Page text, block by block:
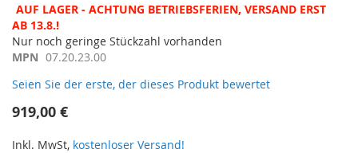
Zum
Anfang
der
Bildergalerie
AUF LAGER - ACHTUNG BETRIEBSFERIEN, VERSAND ERST
AB 13.8.!
Nur noch geringe Stückzahl vorhanden
MPN 07.20.23.00
Seien Sie der erste, der dieses Produkt bewertet
919,00 €
Inkl. MwSt, kostenloser Versand!